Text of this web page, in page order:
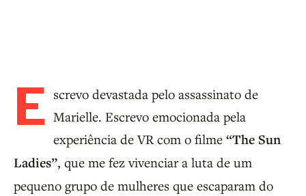
E screvo devastada pelo assassinato de
Marielle. Escrevo emocionada pela
experiência de VR com o filme “The Sun
Ladies”, que me fez vivenciar a luta de um
pequeno grupo de mulheres que escaparam do